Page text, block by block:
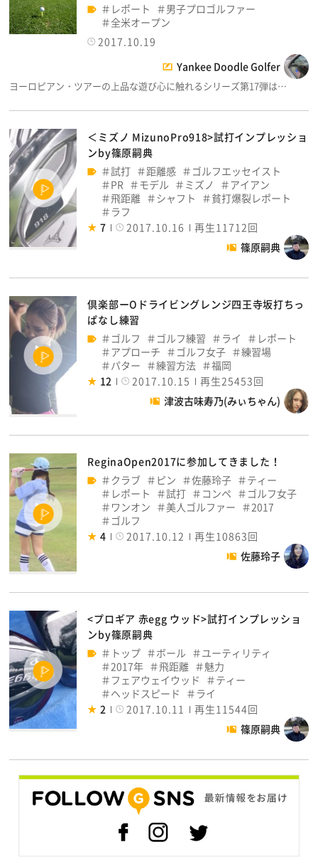
レポート
男子プロゴルファー
全米オープン
2017.10.19
Yankee Doodle Golfer
ヨーロピアン・ツアーの上品な遊び心に触れるシリーズ第17弾は…
＜ミズノ MizunoPro918>試打インプレッショ
ンby篠原嗣典
試打
距離感
ゴルフエッセイスト
PR
モデル ミズノ
アイアン
飛距離
シャフト
貧打爆裂レポート
ラフ
7
2017.10.16
再生11712回
篠原嗣典
倶楽部ーOドライビングレンジ四王寺坂打ちっ
ぱなし練習
ゴルフ
ゴルフ練習 ライ
レポート
アプローチ
ゴルフ女子
練習場
パター
練習方法
福岡
12
2017.10.15
再生25453回
津波古味寿乃(みぃちゃん)
ReginaOpen2017に参加してきました！
クラブ
ピン 佐藤玲子
ティー
レポート
試打 コンペ
ゴルフ女子
ワンオン
美人ゴルファー
2017
ゴルフ
4
2017.10.12
再生10863回
佐藤玲子
<プロギア 赤egg ウッド>試打インプレッショ
ンby篠原嗣典
トップ
ボール
ユーティリティ
2017年
飛距離
魅力
フェアウェイウッド
ティー
ヘッドスピード
ライ
2
2017.10.11
再生11544回
篠原嗣典